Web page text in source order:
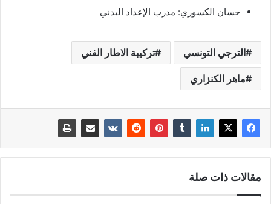
حسان الكسوري: مدرب الإعداد البدني
الترجي التونسي تركيبة الاطار الفني
ماهر الكنزاري
مقالات ذات صلة